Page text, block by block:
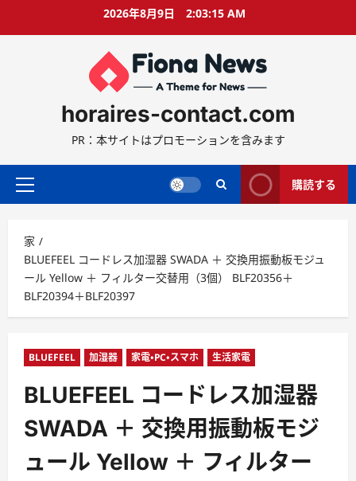
2026年8月9日 2:03:16 AM
horaires-contact.com
PR：本サイトはプロモーションを含みます
プ
マ
リ
ー
メ
ニ
ー
購読する
家
BLUEFEEL コードレス加湿器 SWADA ＋ 交換用振動板モジュ
ール Yellow ＋ フィルター交替用（3個） BLF20356＋
BLF20394＋BLF20397
BLUEFEEL 加湿器 家電・PC・スマホ 生活家電
BLUEFEEL コードレス加湿器
SWADA ＋ 交換用振動板モジ
ュール Yellow ＋ フィルター